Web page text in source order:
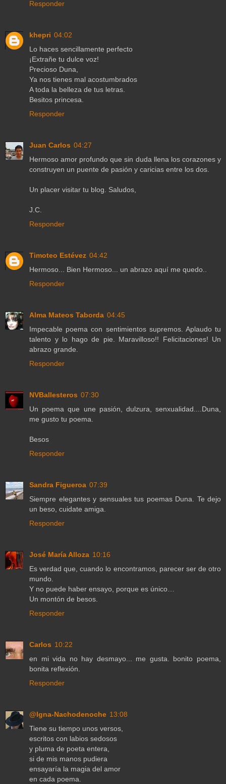
Responder
khepri 04:02
Lo haces sencillamente perfecto
¡Extrañe tu dulce voz!
Precioso Duna,
Ya nos tienes mal acostumbrados
A toda la belleza de tus letras.
Besitos princesa.
Responder
Juan Carlos 04:27
Hermoso amor profundo que sin duda llena los corazones y
construyen un puente de pasión y caricias entre los dos.
Un placer visitar tu blog. Saludos,
J.C.
Responder
Timoteo Estévez 04:42
Hermoso... Bien Hermoso... un abrazo aquí me quedo..
Responder
Alma Mateos Taborda 04:45
Impecable poema con sentimientos supremos. Aplaudo tu
talento y lo hago de pie. Maravilloso!! Felicitaciones! Un
abrazo grande.
Responder
NVBallesteros 07:30
Un poema que une pasión, dulzura, senxualidad....Duna,
me gusto tu poema.
Besos
Responder
Sandra Figueroa 07:39
Siempre elegantes y sensuales tus poemas Duna. Te dejo
un beso, cuidate amiga.
Responder
José María Alloza 10:16
Es verdad que, cuando lo encontramos, parecer ser de otro
mundo.
Y no puede haber ensayo, porque es único…
Un montón de besos.
Responder
Carlos 10:22
en mi vida no hay desmayo... me gusta. bonito poema,
bonita reflexión.
Responder
@Igna-Nachodenoche 13:08
Tiene su tiempo unos versos,
escritos con labios sedosos
y pluma de poeta entera,
si de mis manos pudiera
ensayaría la magia del amor
en cada poema.